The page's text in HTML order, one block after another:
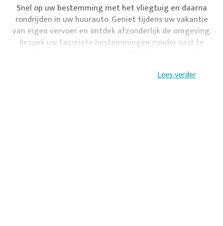
Snel op uw bestemming met het vliegtuig en daarna
rondrijden in uw huurauto. Geniet tijdens uw vakantie
van eigen vervoer en ontdek afzonderlijk de omgeving.
Bezoek uw favoriete bestemmingen zonder vast te
Lees verder